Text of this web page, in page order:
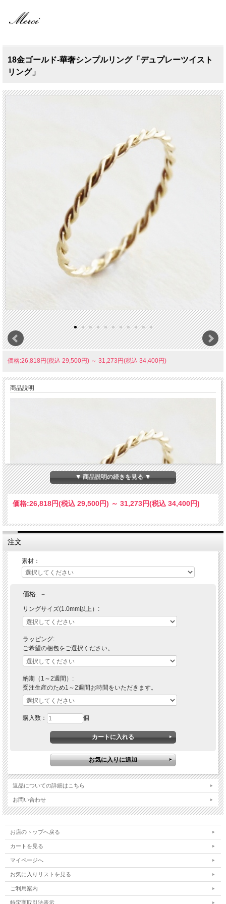
18金ゴールド-華奢シンプルリング「デュプレーツイスト
リング」
価格:26,818円(税込 29,500円) ～ 31,273円(税込 34,400円)
商品説明
＜Duperey twist ring＞
デュプレーツイストリング
『これぞまさに職人技。』緩やかな曲線美のツイストリング。繊細なK18ゴールド
の線を２本くるくるっとツイストリングに。とことんこだわったオリジナルツイス
シンプルだからこそ輝きにこだわりK18のみを使用。地金本来の輝きがお楽しみい
そのまま着けてもOK! トレンドの重ね着けにもおすすめ♪
熟練した宝石職人が一つひとつ丁寧にお作りいたします。
▼ 商品説明の続きを見る ▼
価格:26,818円(税込 29,500円) ～ 31,273円(税込 34,400円)
注文
素材：
価格: －
リングサイズ(1.0mm以上）:
ラッピング:
ご希望の梱包をご選択ください。
納期（1～2週間）:
受注生産のため1～2週間お時間をいただきます。
購入数： 個
返品についての詳細はこちら
お問い合わせ
お店のトップへ戻る
カートを見る
マイページへ
お気に入りリストを見る
ご利用案内
特定商取引法表示